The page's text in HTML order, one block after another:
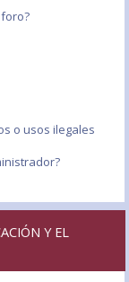
o usos ilegales
Y EL